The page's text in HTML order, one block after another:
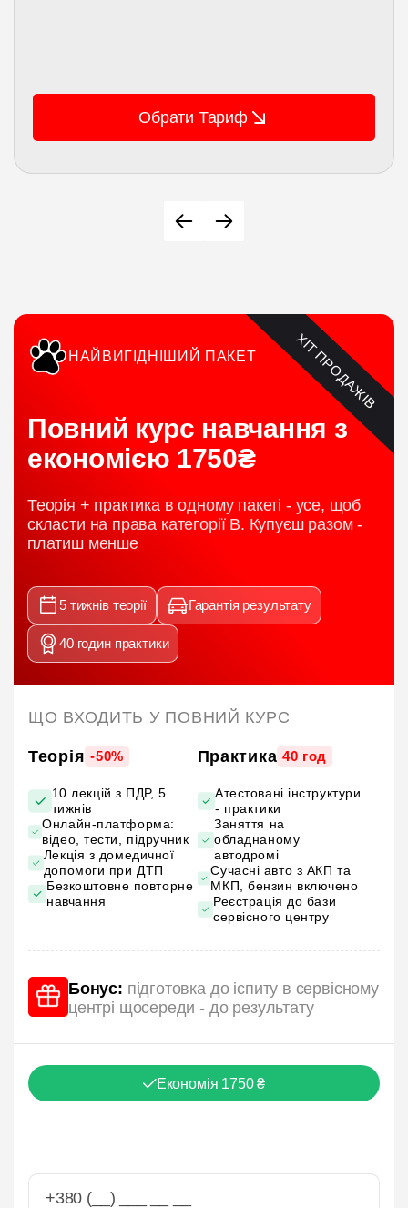
Обрати Тариф
НАЙВИГІДНІШИЙ ПАКЕТ
Повний курс навчання з
економією 1750₴
Теорія + практика в одному пакеті - усе, щоб
скласти на права категорії B. Купуєш разом -
платиш менше
5 тижнів теорії Гарантія результату
40 годин практики
ХІТ ПРОДАЖІВ
ЩО ВХОДИТЬ У ПОВНИЙ КУРС
Теорія -50%
10 лекцій з ПДР, 5
тижнів
Онлайн-платформа:
відео, тести, підручник
Лекція з домедичної
допомоги при ДТП
Безкоштовне повторне
навчання
Практика 40 год
Атестовані інструктури
- практики
Заняття на
обладнаному
автодромі
Сучасні авто з АКП та
МКП, бензин включено
Реєстрація до бази
сервісного центру
Бонус: підготовка до іспиту в сервісному
центрі щосереди - до результату
Економія 1750 ₴